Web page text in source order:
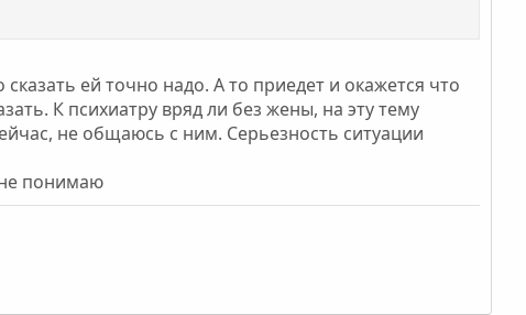
ей точно надо. А то приедет и окажется что
К психиатру вряд ли без жены, на эту тему
не общаюсь с ним. Серьезность ситуации
понимаю